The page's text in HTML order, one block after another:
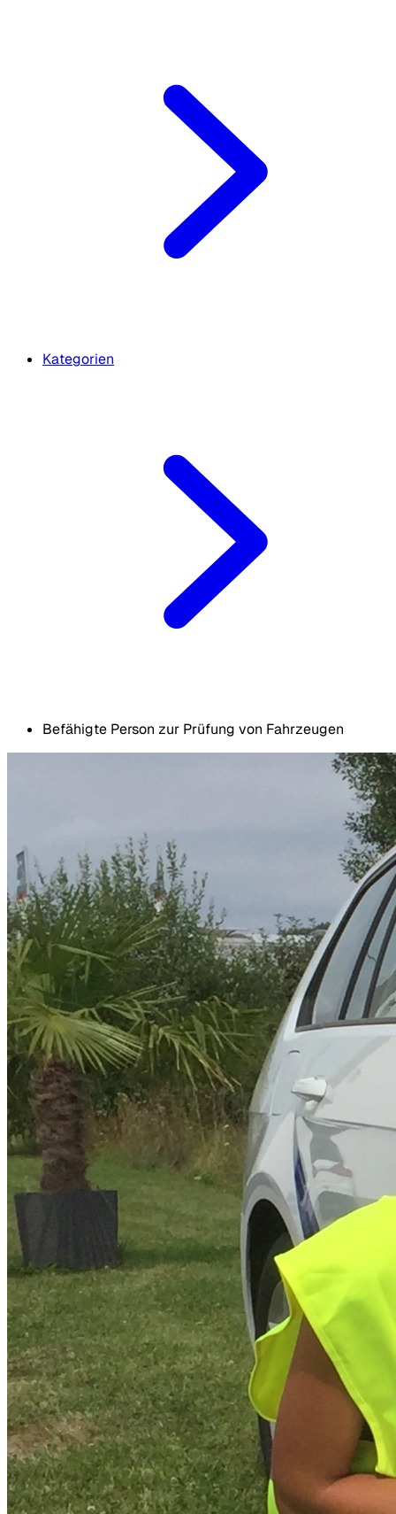
Kategorien
Befähigte Person zur Prüfung von Fahrzeugen